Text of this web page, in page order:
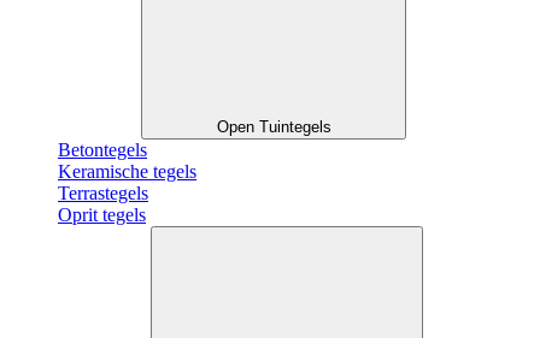
Open Tuintegels
Betontegels
Keramische tegels
Terrastegels
Oprit tegels